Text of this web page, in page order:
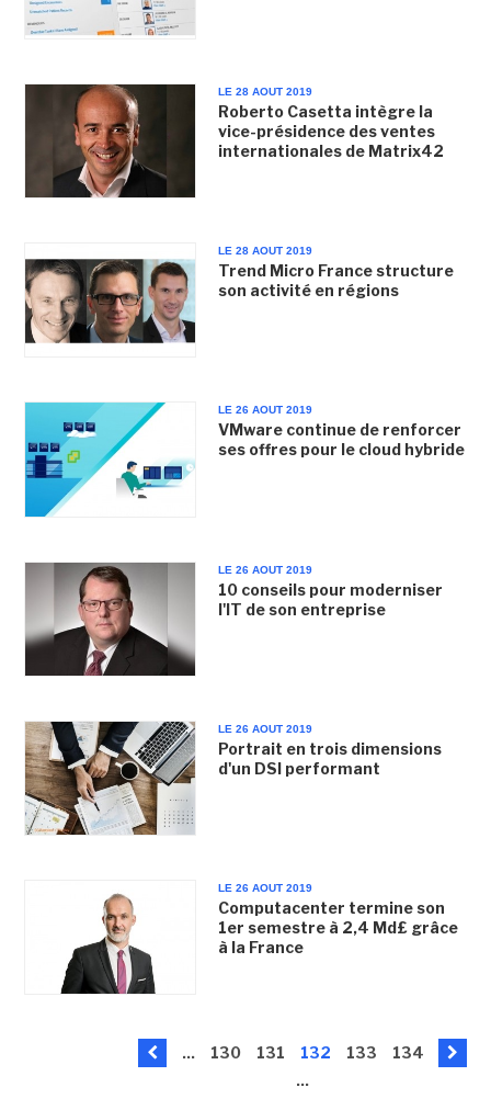
LE 28 AOUT 2019
Roberto Casetta intègre la
vice-présidence des ventes
internationales de Matrix42
LE 28 AOUT 2019
Trend Micro France structure
son activité en régions
LE 26 AOUT 2019
VMware continue de renforcer
ses offres pour le cloud hybride
LE 26 AOUT 2019
10 conseils pour moderniser
l'IT de son entreprise
LE 26 AOUT 2019
Portrait en trois dimensions
d'un DSI performant
LE 26 AOUT 2019
Computacenter termine son
1er semestre à 2,4 Md£ grâce
à la France
... 130 131 132 133
134
...